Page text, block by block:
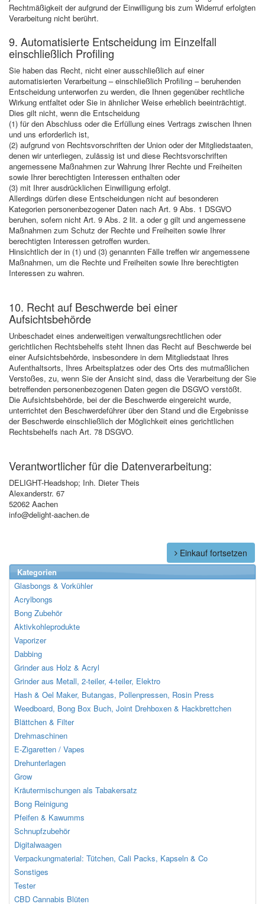
Rechtmäßigkeit der aufgrund der Einwilligung bis zum Widerruf erfolgten
Verarbeitung nicht berührt.
9. Automatisierte Entscheidung im Einzelfall
einschließlich Profiling
Sie haben das Recht, nicht einer ausschließlich auf einer
automatisierten Verarbeitung – einschließlich Profiling – beruhenden
Entscheidung unterworfen zu werden, die Ihnen gegenüber rechtliche
Wirkung entfaltet oder Sie in ähnlicher Weise erheblich beeinträchtigt.
Dies gilt nicht, wenn die Entscheidung
(1) für den Abschluss oder die Erfüllung eines Vertrags zwischen Ihnen
und uns erforderlich ist,
(2) aufgrund von Rechtsvorschriften der Union oder der Mitgliedstaaten,
denen wir unterliegen, zulässig ist und diese Rechtsvorschriften
angemessene Maßnahmen zur Wahrung Ihrer Rechte und Freiheiten
sowie Ihrer berechtigten Interessen enthalten oder
(3) mit Ihrer ausdrücklichen Einwilligung erfolgt.
Allerdings dürfen diese Entscheidungen nicht auf besonderen
Kategorien personenbezogener Daten nach Art. 9 Abs. 1 DSGVO
beruhen, sofern nicht Art. 9 Abs. 2 lit. a oder g gilt und angemessene
Maßnahmen zum Schutz der Rechte und Freiheiten sowie Ihrer
berechtigten Interessen getroffen wurden.
Hinsichtlich der in (1) und (3) genannten Fälle treffen wir angemessene
Maßnahmen, um die Rechte und Freiheiten sowie Ihre berechtigten
Interessen zu wahren.
10. Recht auf Beschwerde bei einer
Aufsichtsbehörde
Unbeschadet eines anderweitigen verwaltungsrechtlichen oder
gerichtlichen Rechtsbehelfs steht Ihnen das Recht auf Beschwerde bei
einer Aufsichtsbehörde, insbesondere in dem Mitgliedstaat Ihres
Aufenthaltsorts, Ihres Arbeitsplatzes oder des Orts des mutmaßlichen
Verstoßes, zu, wenn Sie der Ansicht sind, dass die Verarbeitung der Sie
betreffenden personenbezogenen Daten gegen die DSGVO verstößt.
Die Aufsichtsbehörde, bei der die Beschwerde eingereicht wurde,
unterrichtet den Beschwerdeführer über den Stand und die Ergebnisse
der Beschwerde einschließlich der Möglichkeit eines gerichtlichen
Rechtsbehelfs nach Art. 78 DSGVO.
Verantwortlicher für die Datenverarbeitung:
DELIGHT-Headshop; Inh. Dieter Theis
Alexanderstr. 67
52062 Aachen
info@delight-aachen.de
Einkauf fortsetzen
Kategorien
Glasbongs & Vorkühler
Acrylbongs
Bong Zubehör
Aktivkohleprodukte
Vaporizer
Dabbing
Grinder aus Holz & Acryl
Grinder aus Metall, 2-teiler, 4-teiler, Elektro
Hash & Oel Maker, Butangas, Pollenpressen, Rosin Press
Weedboard, Bong Box Buch, Joint Drehboxen & Hackbrettchen
Blättchen & Filter
Drehmaschinen
E-Zigaretten / Vapes
Drehunterlagen
Grow
Kräutermischungen als Tabakersatz
Bong Reinigung
Pfeifen & Kawumms
Schnupfzubehör
Digitalwaagen
Verpackungmaterial: Tütchen, Cali Packs, Kapseln & Co
Sonstiges
Tester
CBD Cannabis Blüten